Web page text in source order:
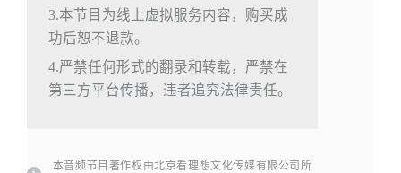
3.本节目为线上虚拟服务内容，购买成
功后恕不退款。
4.严禁任何形式的翻录和转载，严禁在
第三方平台传播，违者追究法律责任。
本音频节目著作权由北京看理想文化传媒有限公司所